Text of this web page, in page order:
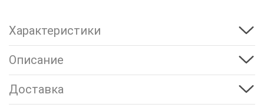
Характеристики
Описание
Доставка